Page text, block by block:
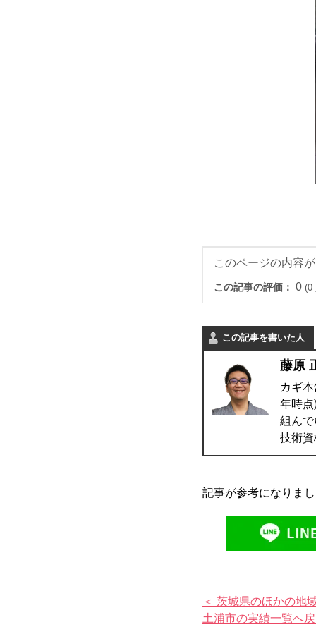
このページの内容
この記事の評価： 0 (0
この記事を書いた人
藤原
カギ
年時
組ん
技術
記事が参考になりま
＜ 茨城県のほかの地
土浦市の実績一覧へ